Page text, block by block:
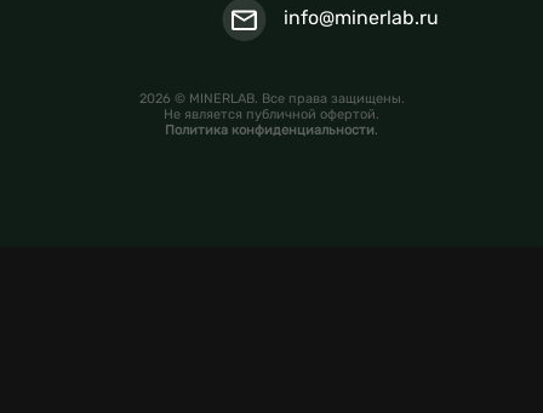
info@minerlab.ru
2026 © MINERLAB. Все права защищены.
Не является публичной офертой.
Политика конфиденциальности.